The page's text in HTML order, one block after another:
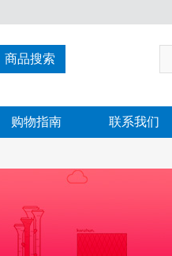
商品搜索
购物指南 联系我们